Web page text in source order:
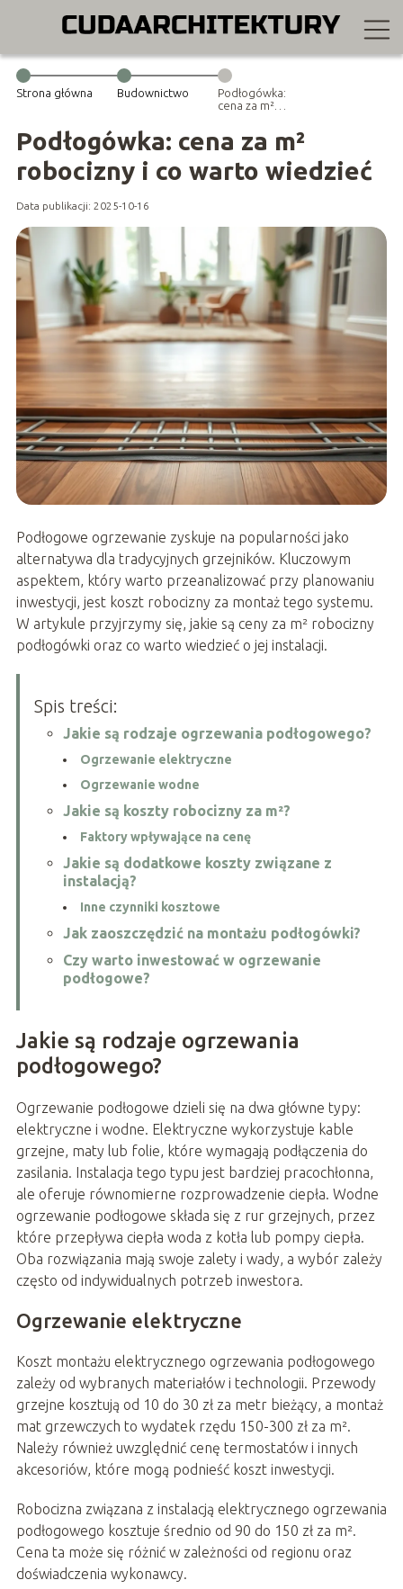
Strona główna Budownictwo
Podłogówka:
cena za m²
warto wiedzieć
Podłogówka: cena za m²
robocizny i co warto wiedzieć
Data publikacji: 2025-10-16
Podłogowe ogrzewanie zyskuje na popularności jako
alternatywa dla tradycyjnych grzejników. Kluczowym
aspektem, który warto przeanalizować przy planowaniu
inwestycji, jest koszt robocizny za montaż tego systemu.
W artykule przyjrzymy się, jakie są ceny za m² robocizny
podłogówki oraz co warto wiedzieć o jej instalacji.
Spis treści:
Jakie są rodzaje ogrzewania podłogowego?
Ogrzewanie elektryczne
Ogrzewanie wodne
Jakie są koszty robocizny za m²?
Faktory wpływające na cenę
Jakie są dodatkowe koszty związane z
instalacją?
Inne czynniki kosztowe
Jak zaoszczędzić na montażu podłogówki?
Czy warto inwestować w ogrzewanie
podłogowe?
Jakie są rodzaje ogrzewania
podłogowego?
Ogrzewanie podłogowe dzieli się na dwa główne typy:
elektryczne i wodne. Elektryczne wykorzystuje kable
grzejne, maty lub folie, które wymagają podłączenia do
zasilania. Instalacja tego typu jest bardziej pracochłonna,
ale oferuje równomierne rozprowadzenie ciepła. Wodne
ogrzewanie podłogowe składa się z rur grzejnych, przez
które przepływa ciepła woda z kotła lub pompy ciepła.
Oba rozwiązania mają swoje zalety i wady, a wybór zależy
często od indywidualnych potrzeb inwestora.
Ogrzewanie elektryczne
Koszt montażu elektrycznego ogrzewania podłogowego
zależy od wybranych materiałów i technologii. Przewody
grzejne kosztują od 10 do 30 zł za metr bieżący, a montaż
mat grzewczych to wydatek rzędu 150-300 zł za m².
Należy również uwzględnić cenę termostatów i innych
akcesoriów, które mogą podnieść koszt inwestycji.
Robocizna związana z instalacją elektrycznego ogrzewania
podłogowego kosztuje średnio od 90 do 150 zł za m².
Cena ta może się różnić w zależności od regionu oraz
doświadczenia wykonawcy.